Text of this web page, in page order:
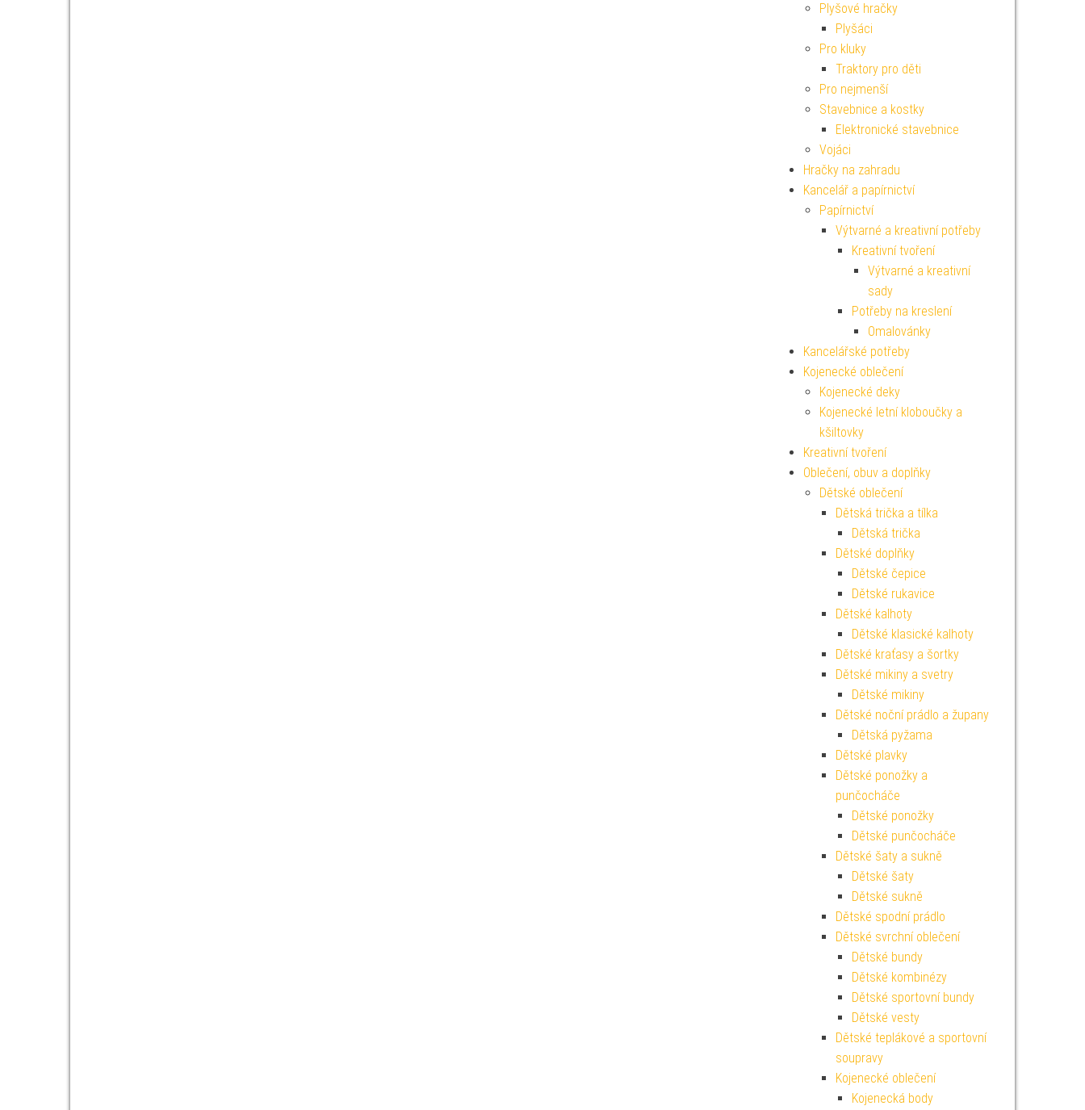
Plyšové hračky
Plyšáci
Pro kluky
Traktory pro děti
Pro nejmenší
Stavebnice a kostky
Elektronické stavebnice
Vojáci
Hračky na zahradu
Kancelář a papírnictví
Papírnictví
Výtvarné a kreativní potřeby
Kreativní tvoření
Výtvarné a kreativní
sady
Potřeby na kreslení
Omalovánky
Kancelářské potřeby
Kojenecké oblečení
Kojenecké deky
Kojenecké letní kloboučky a
kšiltovky
Kreativní tvoření
Oblečení, obuv a doplňky
Dětské oblečení
Dětská trička a tílka
Dětská trička
Dětské doplňky
Dětské čepice
Dětské rukavice
Dětské kalhoty
Dětské klasické kalhoty
Dětské kraťasy a šortky
Dětské mikiny a svetry
Dětské mikiny
Dětské noční prádlo a župany
Dětská pyžama
Dětské plavky
Dětské ponožky a
punčocháče
Dětské ponožky
Dětské punčocháče
Dětské šaty a sukně
Dětské šaty
Dětské sukně
Dětské spodní prádlo
Dětské svrchní oblečení
Dětské bundy
Dětské kombinézy
Dětské sportovní bundy
Dětské vesty
Dětské teplákové a sportovní
soupravy
Kojenecké oblečení
Kojenecká body